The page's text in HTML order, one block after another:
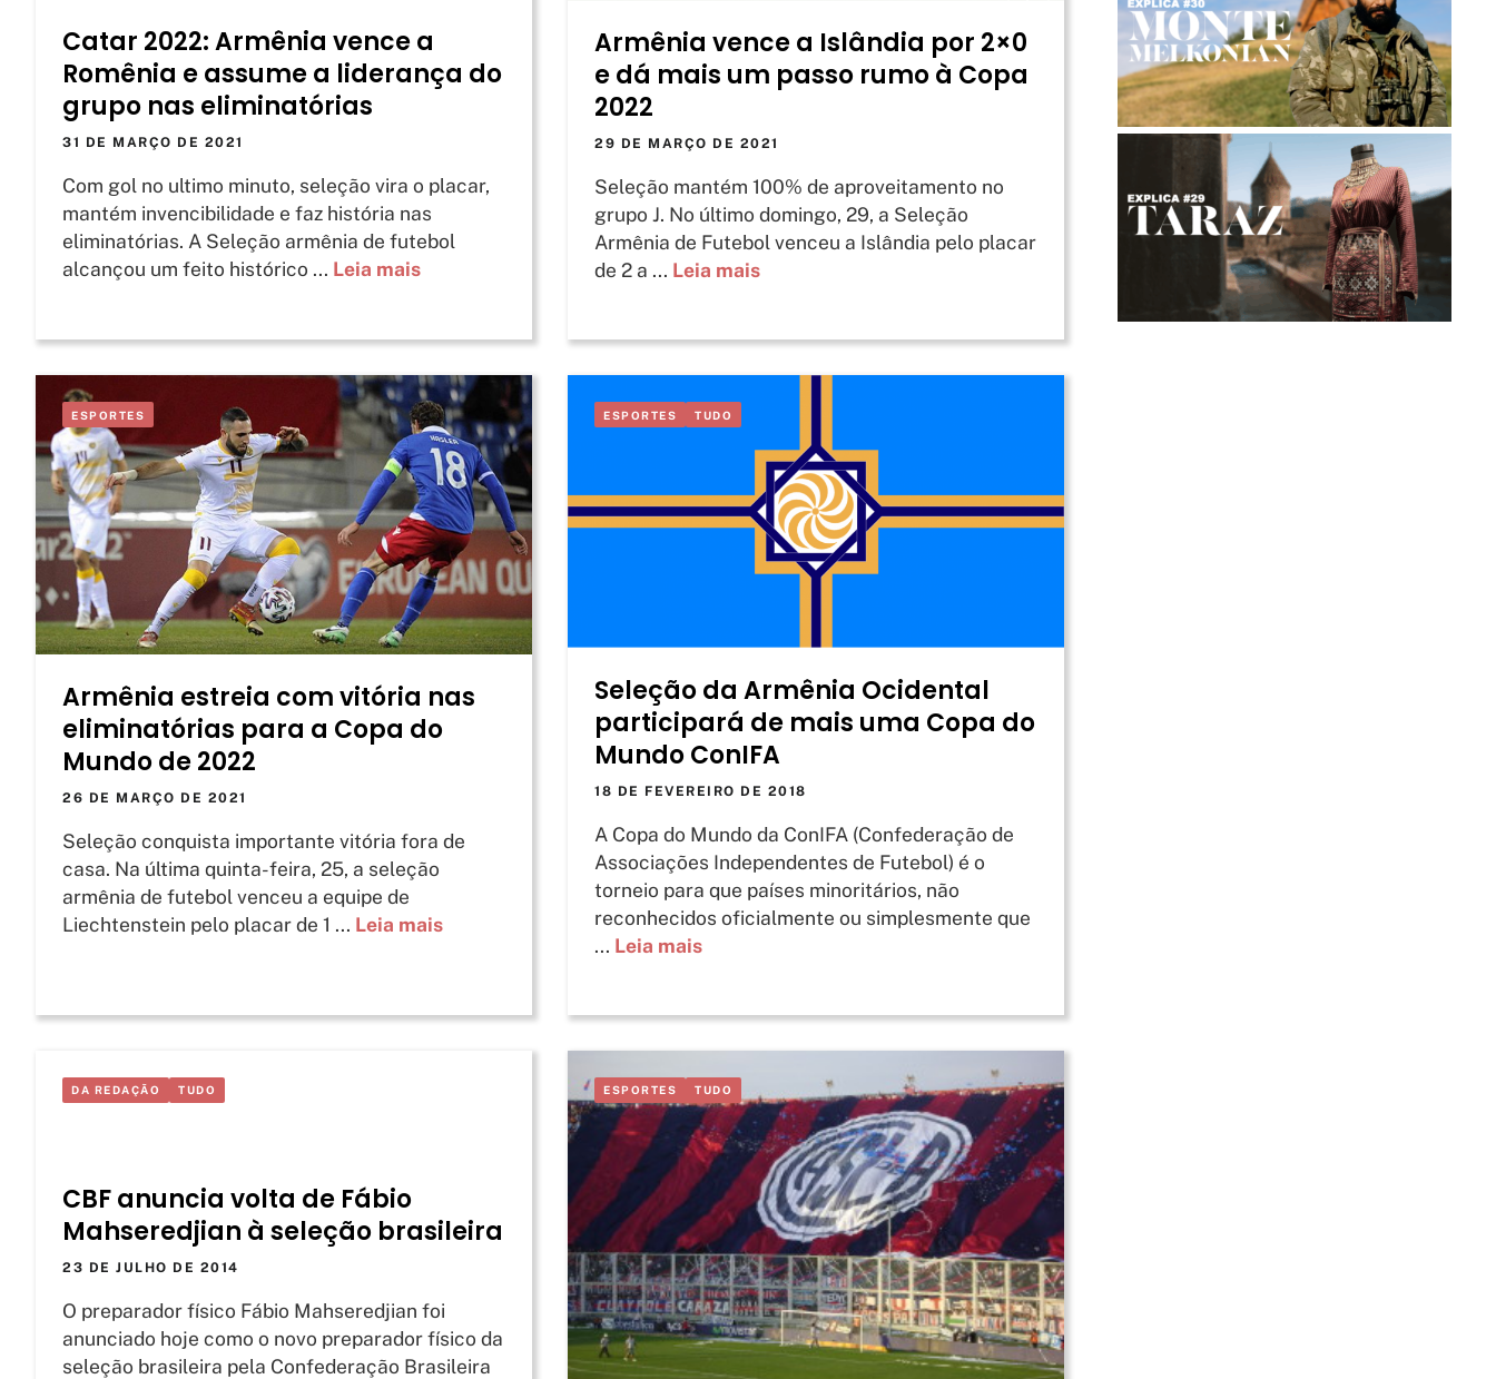
Catar 2022: Armênia vence a
Romênia e assume a liderança do
grupo nas eliminatórias
31 DE MARÇO DE 2021
Com gol no ultimo minuto, seleção vira o placar,
mantém invencibilidade e faz história nas
eliminatórias. A Seleção armênia de futebol
alcançou um feito histórico ... Leia mais
Armênia vence a Islândia por 2×0
e dá mais um passo rumo à Copa
2022
29 DE MARÇO DE 2021
Seleção mantém 100% de aproveitamento no
grupo J. No último domingo, 29, a Seleção
Armênia de Futebol venceu a Islândia pelo placar
de 2 a ... Leia mais
ESPORTES
Armênia estreia com vitória nas
eliminatórias para a Copa do
Mundo de 2022
26 DE MARÇO DE 2021
Seleção conquista importante vitória fora de
casa. Na última quinta-feira, 25, a seleção
armênia de futebol venceu a equipe de
Liechtenstein pelo placar de 1 ... Leia mais
ESPORTES TUDO
Seleção da Armênia Ocidental
participará de mais uma Copa do
Mundo ConIFA
18 DE FEVEREIRO DE 2018
A Copa do Mundo da ConIFA (Confederação de
Associações Independentes de Futebol) é o
torneio para que países minoritários, não
reconhecidos oficialmente ou simplesmente que
... Leia mais
DA REDAÇÃO TUDO
CBF anuncia volta de Fábio
Mahseredjian à seleção brasileira
23 DE JULHO DE 2014
O preparador físico Fábio Mahseredjian foi
anunciado hoje como o novo preparador físico da
seleção brasileira pela Confederação Brasileira
ESPORTES TUDO